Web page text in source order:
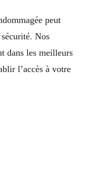
peut
Nos
dans les meilleurs
l’accès à votre